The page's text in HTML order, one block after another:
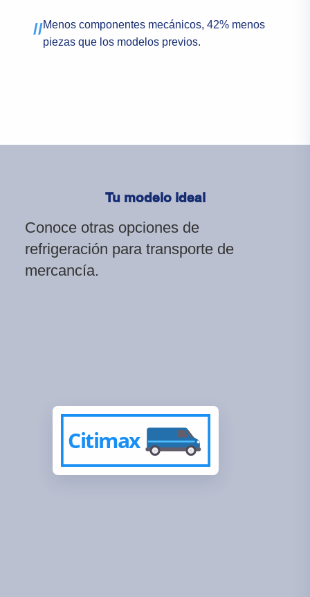
//Menos componentes mecánicos, 42% menos
piezas que los modelos previos.
Tu modelo ideal
Conoce otras opciones de
refrigeración para transporte de
mercancía.
Citimax